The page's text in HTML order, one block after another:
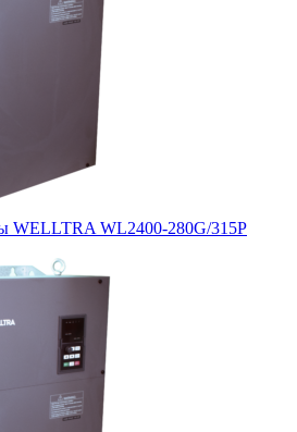
WELLTRA WL2400-280G/315P